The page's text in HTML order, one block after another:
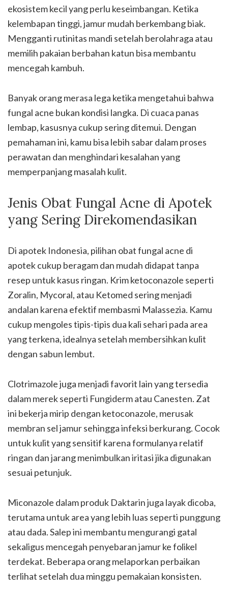
ekosistem kecil yang perlu keseimbangan. Ketika
kelembapan tinggi, jamur mudah berkembang biak.
Mengganti rutinitas mandi setelah berolahraga atau
memilih pakaian berbahan katun bisa membantu
mencegah kambuh.
Banyak orang merasa lega ketika mengetahui bahwa
fungal acne bukan kondisi langka. Di cuaca panas
lembap, kasusnya cukup sering ditemui. Dengan
pemahaman ini, kamu bisa lebih sabar dalam proses
perawatan dan menghindari kesalahan yang
memperpanjang masalah kulit.
Jenis Obat Fungal Acne di Apotek
yang Sering Direkomendasikan
Di apotek Indonesia, pilihan obat fungal acne di
apotek cukup beragam dan mudah didapat tanpa
resep untuk kasus ringan. Krim ketoconazole seperti
Zoralin, Mycoral, atau Ketomed sering menjadi
andalan karena efektif membasmi Malassezia. Kamu
cukup mengoles tipis-tipis dua kali sehari pada area
yang terkena, idealnya setelah membersihkan kulit
dengan sabun lembut.
Clotrimazole juga menjadi favorit lain yang tersedia
dalam merek seperti Fungiderm atau Canesten. Zat
ini bekerja mirip dengan ketoconazole, merusak
membran sel jamur sehingga infeksi berkurang. Cocok
untuk kulit yang sensitif karena formulanya relatif
ringan dan jarang menimbulkan iritasi jika digunakan
sesuai petunjuk.
Miconazole dalam produk Daktarin juga layak dicoba,
terutama untuk area yang lebih luas seperti punggung
atau dada. Salep ini membantu mengurangi gatal
sekaligus mencegah penyebaran jamur ke folikel
terdekat. Beberapa orang melaporkan perbaikan
terlihat setelah dua minggu pemakaian konsisten.